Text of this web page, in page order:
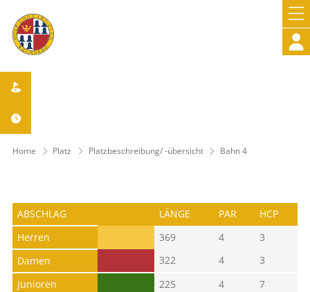



Home Platz Platzbeschreibung/ -übersicht Bahn 4
ABSCHLAG LÄNGE PAR
HCP
Herren
369 4
3
Damen
322 4
3
Junioren
225 4 7